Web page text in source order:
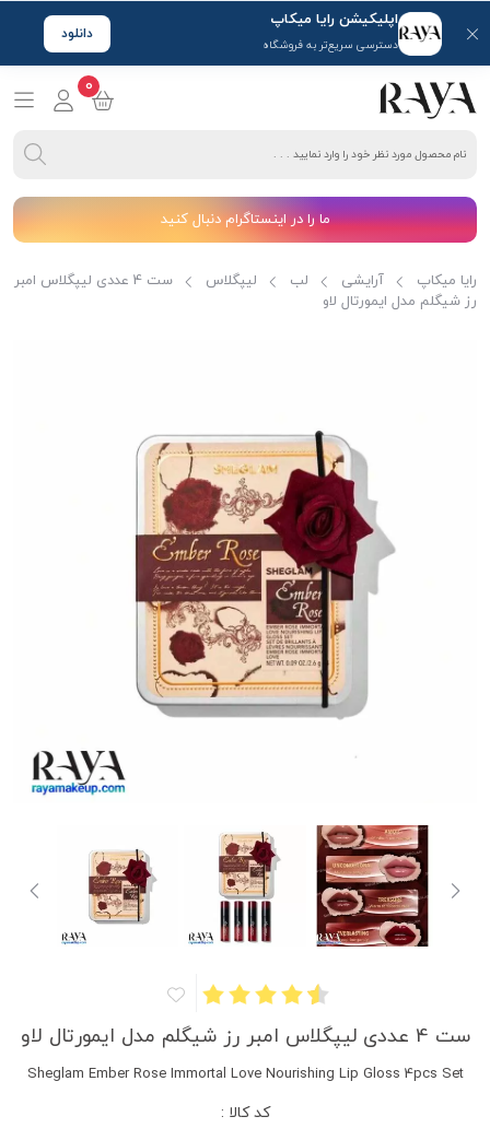
اپلیکیشن رایا میکاپ
دسترسی سریع‌تر به فروشگاه
دانلود
0
ما را در اینستاگرام دنبال کنید
رایا میکاپ آرایشی لب لیپگلاس
ست 4 عددی لیپگلاس امبر
رز شیگلم مدل ایمورتال لاو
ست 4 عددی لیپگلاس امبر رز شیگلم مدل ایمورتال لاو
Sheglam Ember Rose Immortal Love Nourishing Lip Gloss 4pcs Set
کد کالا :